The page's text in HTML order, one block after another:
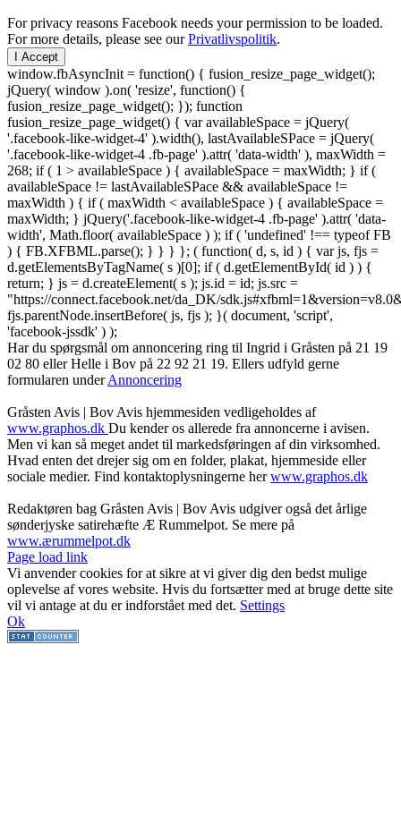
For privacy reasons Facebook needs your permission to be loaded.
For more details, please see ourPrivatlivspolitik.
I Accept
window.fbAsyncInit = function() { fusion_resize_page_widget();
jQuery( window ).on( 'resize', function() {
fusion_resize_page_widget(); }); function
fusion_resize_page_widget() { var availableSpace = jQuery(
'.facebook-like-widget-4' ).width(), lastAvailableSPace = jQuery(
'.facebook-like-widget-4 .fb-page' ).attr( 'data-width' ), maxWidth =
268; if ( 1 > availableSpace ) { availableSpace = maxWidth; } if (
availableSpace != lastAvailableSPace && availableSpace !=
maxWidth ) { if ( maxWidth < availableSpace ) { availableSpace =
maxWidth; } jQuery('.facebook-like-widget-4 .fb-page' ).attr( 'data-
width', Math.floor( availableSpace ) ); if ( 'undefined' !== typeof FB
) { FB.XFBML.parse(); } } } }; ( function( d, s, id ) { var js, fjs =
d.getElementsByTagName( s )[0]; if ( d.getElementById( id ) ) {
return; } js = d.createElement( s ); js.id = id; js.src =
"https://connect.facebook.net/da_DK/
fjs.parentNode.insertBefore( js, fjs ); }( document, 'script',
'facebook-jssdk' ) );
Har du spørgsmål om annoncering ring til Ingrid i Gråsten på 21 19
02 80 ‬eller Helle i Bov på 22 92 21 19‬. Ellers udfyld gerne
formularen underAnnoncering
Gråsten Avis | Bov Avis hjemmesiden vedligeholdes af
www.graphos.dk Du kender os allerede fra annoncerne i avisen.
Men vi kan så meget andet til markedsføringen af din virksomhed.
Hvad enten det drejer sig om en folder, plakat, hjemmeside eller
sociale medier. Find kontaktoplysningerne herwww.graphos.dk
Redaktøren bag Gråsten Avis | Bov Avis udgiver også det årlige
sønderjyske satirehæfte Æ Rummelpot. Se mere på
www.ærummelpot.dk
Facebook
Facebook
Facebook
Facebook
Instagram
Instagram
Instagram
LinkedIn
Page load link
Vi anvender cookies for at sikre at vi giver dig den bedst mulige
oplevelse af vores website. Hvis du fortsætter med at bruge dette site
vil vi antage at du er indforstået med det. Settings
Ok
Go